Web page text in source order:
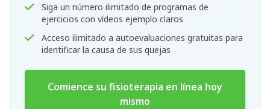
Siga un número ilimitado de programas de
ejercicios con vídeos ejemplo claros
Acceso ilimitado a autoevaluaciones gratuitas para
identificar la causa de sus quejas
Comience su fisioterapia en línea hoy
mismo